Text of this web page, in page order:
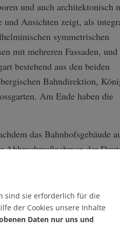
und auch architektonisch
und Ansichten zeigt, als
symmetrischen
mit mehreren Fassaden,
bestehend aus den beiden
Bahndirektion,
Am Ende haben die
das Bahnhofsgebäude
Abbruchmaßnahmen der
Bauteile wie der
der Turm aus ihrem
wurden – eine
sind sie erforderlich für die
der Cookies unsere Inhalte
Daten nur uns und